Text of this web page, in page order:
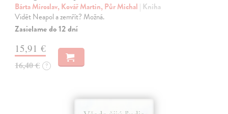
Bárta Miroslav, Kovář Martin, Půr Michal | Kniha
Vidět Neapol a zemřít? Možná.
Zasielame do 12 dní
15,91 €
16,40 € ?